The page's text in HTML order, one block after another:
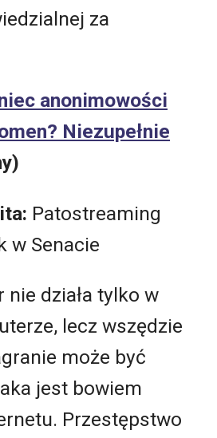
za
anonimowości
Niezupełnie
Patostreaming
w Senacie
nie działa tylko w
lecz wszędzie
może być
jest bowiem
Przestępstwo